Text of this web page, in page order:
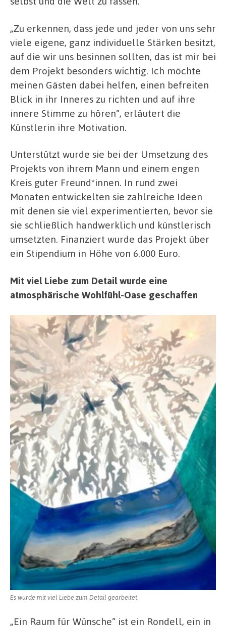
„Zu erkennen, dass jede und jeder von uns sehr
viele eigene, ganz individuelle Stärken besitzt,
auf die wir uns besinnen sollten, das ist mir bei
dem Projekt besonders wichtig. Ich möchte
meinen Gästen dabei helfen, einen befreiten
Blick in ihr Inneres zu richten und auf ihre
innere Stimme zu hören“, erläutert die
Künstlerin ihre Motivation.
Unterstützt wurde sie bei der Umsetzung des
Projekts von ihrem Mann und einem engen
Kreis guter Freund*innen. In rund zwei
Monaten entwickelten sie zahlreiche Ideen
mit denen sie viel experimentierten, bevor sie
sie schließlich handwerklich und künstlerisch
umsetzten. Finanziert wurde das Projekt über
ein Stipendium in Höhe von 6.000 Euro.
Mit viel Liebe zum Detail wurde eine
atmosphärische Wohlfühl-Oase geschaffen
Es wurde mit viel Liebe zum Detail gearbeitet.
„Ein Raum für Wünsche“ ist ein Rondell, ein in